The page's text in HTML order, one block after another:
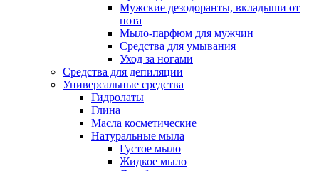
Мужские дезодоранты, вкладыши от
пота
Мыло-парфюм для мужчин
Средства для умывания
Уход за ногами
Средства для депиляции
Универсальные средства
Гидролаты
Глина
Масла косметические
Натуральные мыла
Густое мыло
Жидкое мыло